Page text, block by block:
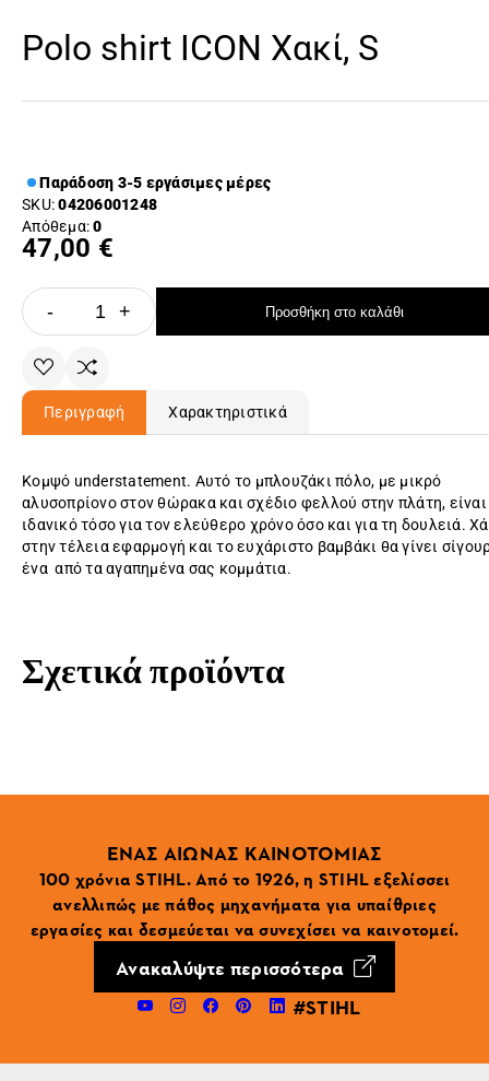
Polo shirt ICON Χακί, S
Παράδοση 3-5 εργάσιμες μέρες
SKU:04206001248
Απόθεμα:0
47,00 €
- + Προσθήκη στο καλάθι
Περιγραφή Χαρακτηριστικά
Κομψό understatement. Αυτό το μπλουζάκι πόλο, με μικρό
αλυσοπρίονο στον θώρακα και σχέδιο φελλού στην πλάτη, είναι
ιδανικό τόσο για τον ελεύθερο χρόνο όσο και για τη δουλειά.
στην τέλεια εφαρμογή και το ευχάριστο βαμβάκι θα γίνει
ένα από τα αγαπημένα σας κομμάτια.
Σχετικά προϊόντα
ΕΝΑΣ ΑΙΩΝΑΣ ΚΑΙΝΟΤΟΜΙΑΣ
100 χρόνια STIHL. Από το 1926, η STIHL εξελίσσει
ανελλιπώς με πάθος μηχανήματα για υπαίθριες
εργασίες και δεσμεύεται να συνεχίσει να καινοτομεί.
Ανακαλύψτε περισσότερα
#STIHL